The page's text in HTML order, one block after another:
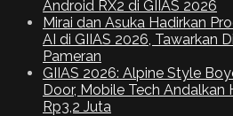
Android RX2 di GIIAS 2026
Mirai dan Asuka Hadirkan
AI di GIIAS 2026, Tawarkan
Pameran
GIIAS 2026: Alpine Style
Door, Mobile Tech Andalkan
Rp3,2 Juta